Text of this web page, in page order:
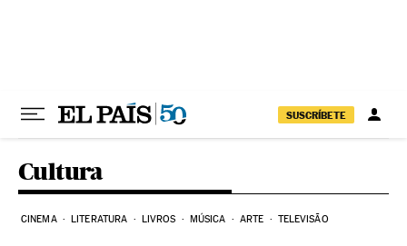
SUSCRÍBETE
Cultura
CINEMA LITERATURA LIVROS MÚSICA ARTE TELEVISÃO